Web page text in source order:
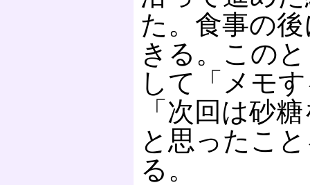
た。食事の
きる。この
して「メモ
「次回は砂
と思ったこ
る。